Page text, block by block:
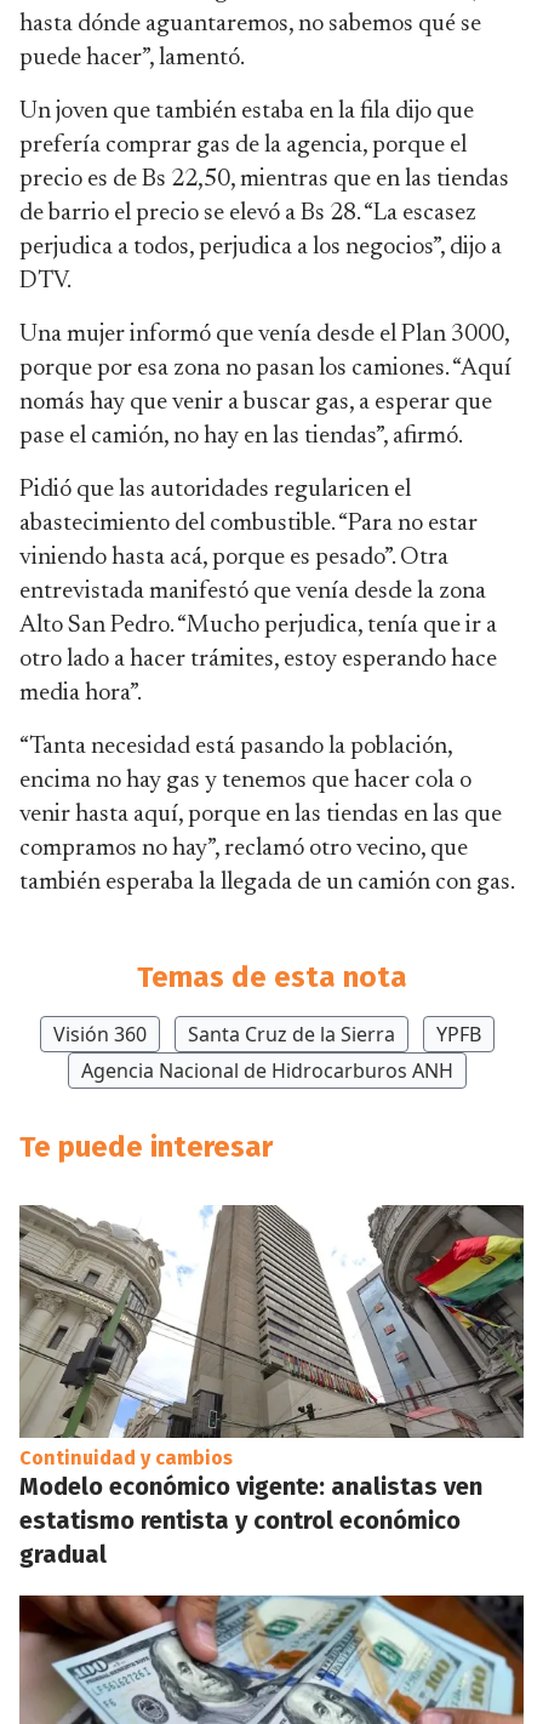
hasta dónde aguantaremos, no sabemos qué se
puede hacer”, lamentó.
Un joven que también estaba en la fila dijo que
prefería comprar gas de la agencia, porque el
precio es de Bs 22,50, mientras que en las tiendas
de barrio el precio se elevó a Bs 28. “La escasez
perjudica a todos, perjudica a los negocios”, dijo a
DTV.
Una mujer informó que venía desde el Plan 3000,
porque por esa zona no pasan los camiones. “Aquí
nomás hay que venir a buscar gas, a esperar que
pase el camión, no hay en las tiendas”, afirmó.
Pidió que las autoridades regularicen el
abastecimiento del combustible. “Para no estar
viniendo hasta acá, porque es pesado”. Otra
entrevistada manifestó que venía desde la zona
Alto San Pedro. “Mucho perjudica, tenía que ir a
otro lado a hacer trámites, estoy esperando hace
media hora”.
“Tanta necesidad está pasando la población,
encima no hay gas y tenemos que hacer cola o
venir hasta aquí, porque en las tiendas en las que
compramos no hay”, reclamó otro vecino, que
también esperaba la llegada de un camión con gas.
Temas de esta nota
Visión 360 Santa Cruz de la Sierra
YPFB
Agencia Nacional de Hidrocarburos ANH
Te puede interesar
Continuidad y cambios
Modelo económico vigente: analistas ven
estatismo rentista y control económico
gradual